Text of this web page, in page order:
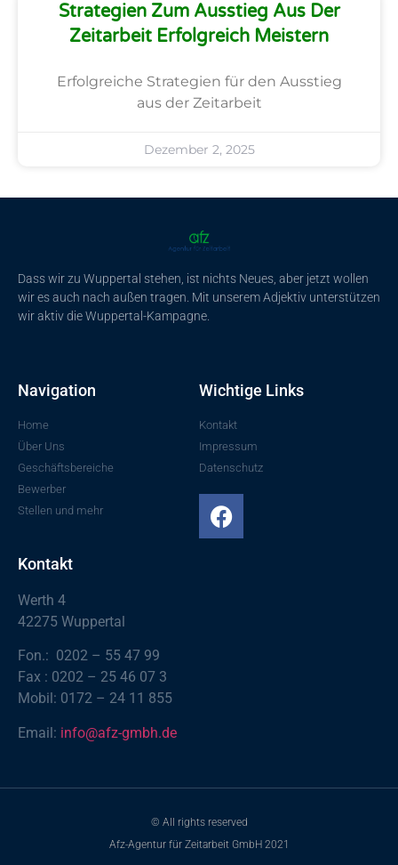
Strategien Zum Ausstieg Aus Der
Zeitarbeit Erfolgreich Meistern
Erfolgreiche Strategien für den Ausstieg
aus der Zeitarbeit
Dezember 2, 2025
Dass wir zu Wuppertal stehen, ist nichts Neues, aber jetzt wollen
wir es auch nach außen tragen. Mit unserem Adjektiv unterstützen
wir aktiv die Wuppertal-Kampagne.
Navigation
Home
Über Uns
Geschäftsbereiche
Bewerber
Stellen und mehr
Wichtige Links
Kontakt
Impressum
Datenschutz
Kontakt
Werth 4
42275 Wuppertal
Fon.: 0202 – 55 47 99
Fax : 0202 – 25 46 07 3
Mobil: 0172 – 24 11 855
Email: info@afz-gmbh.de
© All rights reserved
Afz-Agentur für Zeitarbeit GmbH 2021